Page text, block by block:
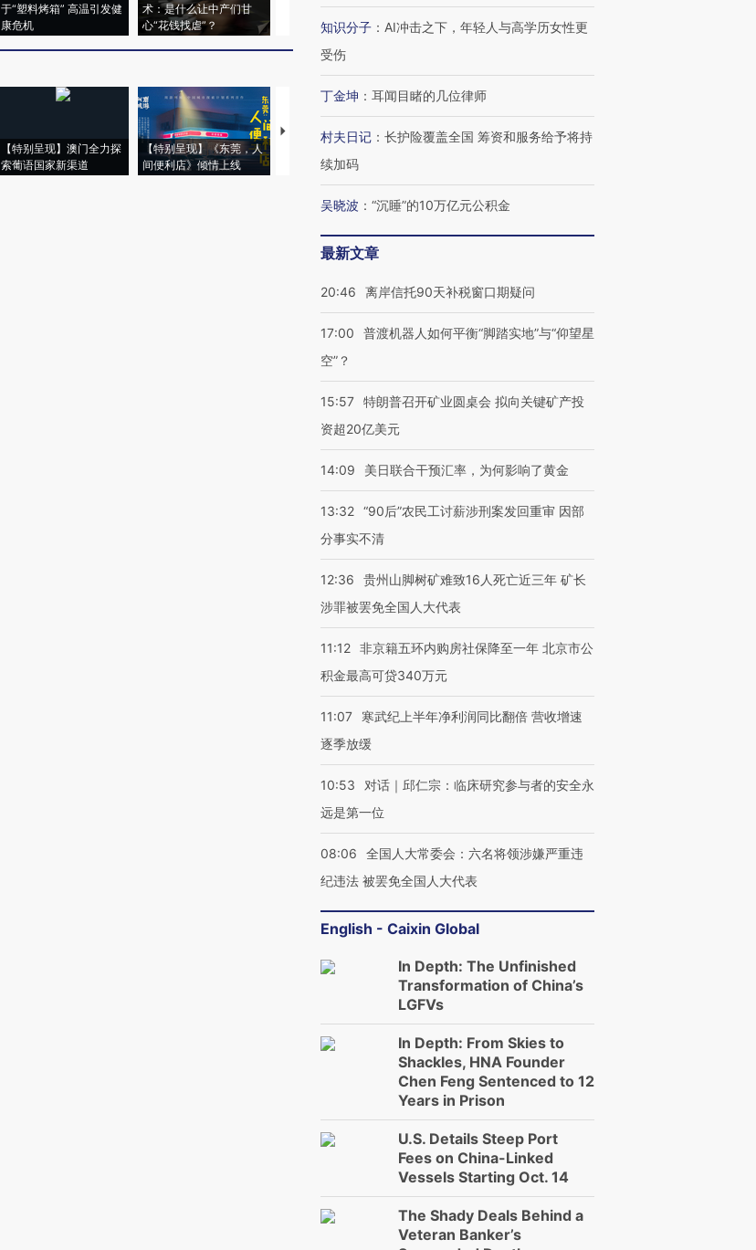
于“塑料烤箱” 高温引发健
康危机
术：是什么让中产们甘
心“花钱找虐”？
粒摇头丸 尿检体内含3种
度Z世代 用街头抗争将教
育部长拱下台
机”？难民潮撕裂西班牙
飞地休达
【特别呈现】澳门全力探
索葡语国家新渠道
【特别呈现】《东莞，人
间便利店》倾情上线
【推广】走进第四届链博
【商旅对话】华住集团
知识分子 ： AI冲击之下，年轻人与高学历女性更
受伤
丁金坤 ： 耳闻目睹的几位律师
村夫日记 ： 长护险覆盖全国 筹资和服务给予将持
续加码
吴晓波 ： “沉睡”的10万亿元公积金
最新文章
20:46 离岸信托90天补税窗口期疑问
17:00
普渡机器人如何平衡“脚踏实地”与“仰望星
空”？
15:57 特朗普召开矿业圆桌会 拟向关键矿产投
资超20亿美元
14:09 美日联合干预汇率，为何影响了黄金
13:32 “90后”农民工讨薪涉刑案发回重审 因部
分事实不清
12:36
贵州山脚树矿难致16人死亡近三年 矿长
涉罪被罢免全国人大代表
11:12 非京籍五环内购房社保降至一年 北京市公
积金最高可贷340万元
11:07
寒武纪上半年净利润同比翻倍 营收增速
逐季放缓
10:53
对话｜邱仁宗：临床研究参与者的安全永
远是第一位
08:06
全国人大常委会：六名将领涉嫌严重违
纪违法 被罢免全国人大代表
English - Caixin Global
In Depth: The Unfinished
Transformation of China’s
LGFVs
In Depth: From Skies to
Shackles, HNA Founder
Chen Feng Sentenced to 12
Years in Prison
U.S. Details Steep Port
Fees on China-Linked
Vessels Starting Oct. 14
The Shady Deals Behind a
Veteran Banker’s